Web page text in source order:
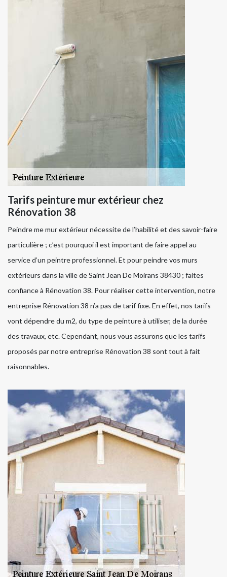
Tarifs peinture mur extérieur chez
Rénovation 38
Peindre me mur extérieur nécessite de l’habilité et des savoir-faire
particulière ; c’est pourquoi il est important de faire appel au
service d’un peintre professionnel. Et pour peindre vos murs
extérieurs dans la ville de Saint Jean De Moirans 38430 ; faites
confiance à Rénovation 38. Pour réaliser cette intervention, notre
entreprise Rénovation 38 n’a pas de tarif fixe. En effet, nos tarifs
vont dépendre du m2, du type de peinture à utiliser, de la durée
des travaux, etc. Cependant, nous vous assurons que les tarifs
proposés par notre entreprise Rénovation 38 sont tout à fait
raisonnables.